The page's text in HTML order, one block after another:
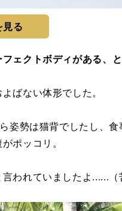
見る
ェクトボディがある、と
ばない体形でした。
勢は猫背でしたし、食
ポッコリ。
れていましたよ......（